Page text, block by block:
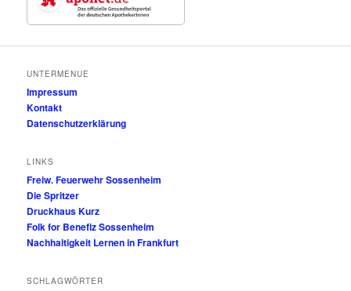
UNTERMENUE
Impressum
Kontakt
Datenschutzerklärung
LINKS
Freiw. Feuerwehr Sossenheim
Die Spritzer
Druckhaus Kurz
Folk for Benefiz Sossenheim
Nachhaltigkeit Lernen in Frankfurt
SCHLAGWÖRTER